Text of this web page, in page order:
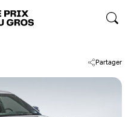
Partager